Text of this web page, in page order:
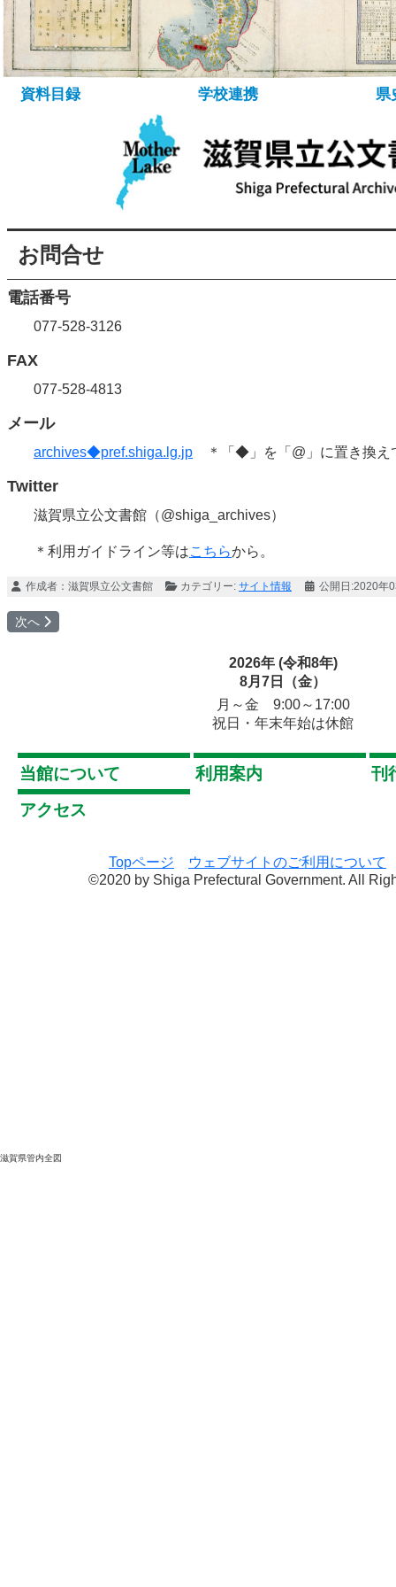
滋賀県管内全図
所蔵資料について 資料の探し方 デ
資料目録 学校連携 県
お問合せ
電話番号
077-528-3126
FAX
077-528-4813
メール
archives◆pref.shiga.lg.jp ＊「◆」を「@」に置き換え
Twitter
滋賀県立公文書館（@shiga_archives）
＊利用ガイドライン等はこちらから。
作成者： 滋賀県立公文書館 カテゴリー: サイト情報 公開日:2020年
次の記事へ: ウェブサイトのご利用について
次へ
2026年 (令和8年)
8月7日（金）
月～金 9:00～17:00
祝日・年末年始は休館
当館について 利用案内
刊
アクセス
Topページ
ウェブサイトのご利用について
©2020 by Shiga Prefectural Government. All